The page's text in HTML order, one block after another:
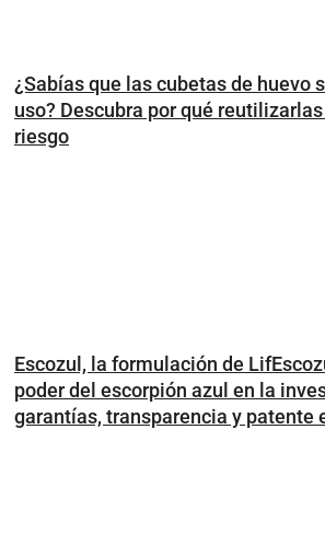
¿Sabías que las cubetas de huevo
uso? Descubra por qué
riesgo
Escozul, la formulación de
poder del escorpión azul en la
garantías, transparencia y patente